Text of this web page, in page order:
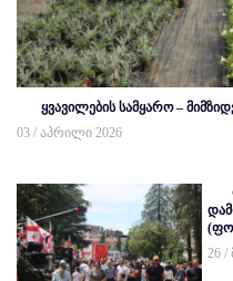
ყვავილების სამყარო –
03 / აპრილი 2026
26 /